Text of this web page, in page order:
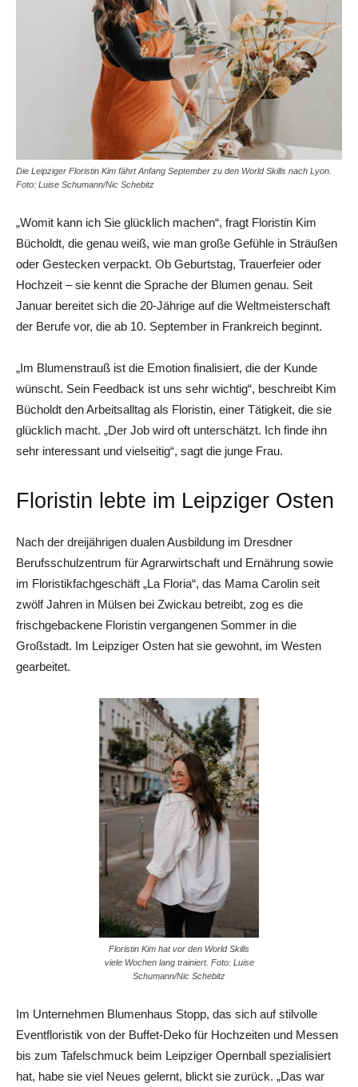
Die Leipziger Floristin Kim fährt Anfang September zu den World Skills nach Lyon.
Foto: Luise Schumann/Nic Schebitz
„Womit kann ich Sie glücklich machen“, fragt Floristin Kim
Bücholdt, die genau weiß, wie man große Gefühle in Sträußen
oder Gestecken verpackt. Ob Geburtstag, Trauerfeier oder
Hochzeit – sie kennt die Sprache der Blumen genau. Seit
Januar bereitet sich die 20-Jährige auf die Weltmeisterschaft
der Berufe vor, die ab 10. September in Frankreich beginnt.
„Im Blumenstrauß ist die Emotion finalisiert, die der Kunde
wünscht. Sein Feedback ist uns sehr wichtig“, beschreibt Kim
Bücholdt den Arbeitsalltag als Floristin, einer Tätigkeit, die sie
glücklich macht. „Der Job wird oft unterschätzt. Ich finde ihn
sehr interessant und vielseitig“, sagt die junge Frau.
Floristin lebte im Leipziger Osten
Nach der dreijährigen dualen Ausbildung im Dresdner
Berufsschulzentrum für Agrarwirtschaft und Ernährung sowie
im Floristikfachgeschäft „La Floria“, das Mama Carolin seit
zwölf Jahren in Mülsen bei Zwickau betreibt, zog es die
frischgebackene Floristin vergangenen Sommer in die
Großstadt. Im Leipziger Osten hat sie gewohnt, im Westen
gearbeitet.
Floristin Kim hat vor den World Skills
viele Wochen lang trainiert. Foto: Luise
Schumann/Nic Schebitz
Im Unternehmen Blumenhaus Stopp, das sich auf stilvolle
Eventfloristik von der Buffet-Deko für Hochzeiten und Messen
bis zum Tafelschmuck beim Leipziger Opernball spezialisiert
hat, habe sie viel Neues gelernt, blickt sie zurück. „Das war